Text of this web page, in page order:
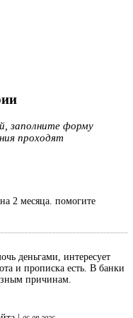
заполните форму
проходят
2 месяца. помогите
деньгами, интересует
и прописка есть. В банки
причинам.